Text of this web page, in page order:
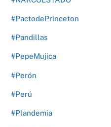
#PactodePrinceton
#Pandillas
#PepeMujica
#Perón
#Perú
#Plandemia